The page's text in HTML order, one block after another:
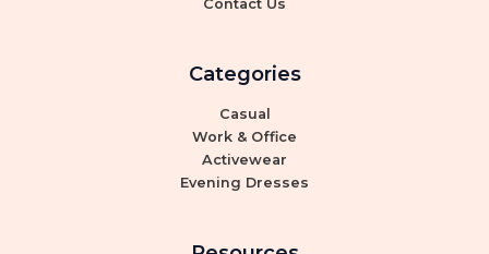
Contact Us
Categories
Casual
Work & Office
Activewear
Evening Dresses